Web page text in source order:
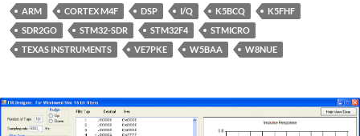
ARM CORTEX M4F DSP I/Q K5BCQ
K5FHF
SDR2GO
STM32-SDR STM32F4
STMICRO
TEXAS INSTRUMENTS
VE7PKE W5BAA W8NUE